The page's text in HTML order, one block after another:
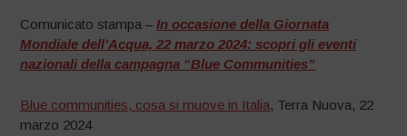
Comunicato stampa –In occasione della Giornata
Mondiale dell’Acqua, 22 marzo 2024:scopri gli eventi
nazionali della campagna “Blue Communities”
Blue communities, cosa si muove in Italia, Terra Nuova, 22
marzo 2024